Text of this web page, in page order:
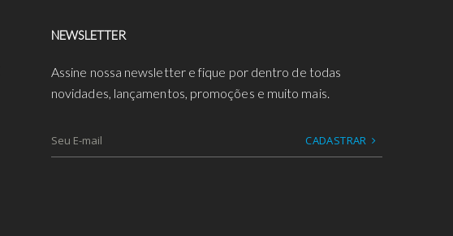
NEWSLETTER
Assine nossa newsletter e fique por dentro de todas
novidades, lançamentos, promoções e muito mais.
CADASTRAR